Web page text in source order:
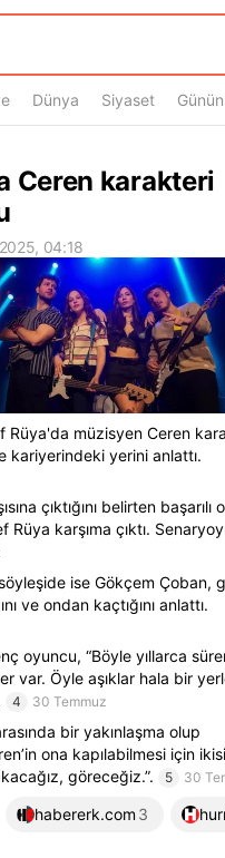
Dünya Siyaset
Ceren karakteri
04:18
Rüya'da müzisyen Ceren
kariyerindeki yerini anlattı.
çıktığını belirten başarılı
karşıma çıktı.
söyleşide ise Gökçem Çoban,
ve ondan kaçtığını anlattı.
oyuncu, “Böyle yıllarca
var. Öyle aşıklar hala bir
4 30 Temmuz
bir yakınlaşma olup
ona kapılabilmesi için
göreceğiz.”.
5 30
habererk.com 3